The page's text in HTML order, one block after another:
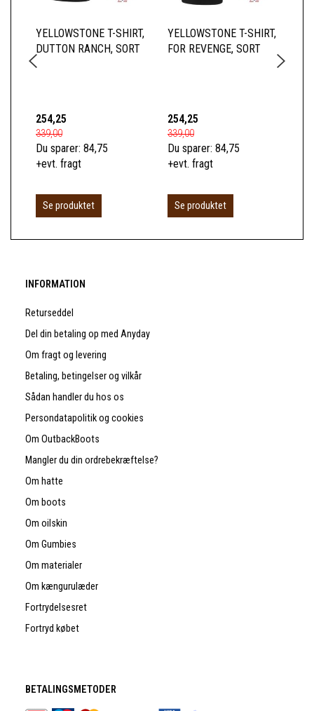
YELLOWSTONE T-SHIRT,
DUTTON RANCH, SORT
254,25
339,00
Du sparer: 84,75
+evt. fragt
Se produktet
YELLOWSTONE T-SHIRT,
FOR REVENGE, SORT
254,25
339,00
Du sparer: 84,75
+evt. fragt
Se produktet
INFORMATION
Returseddel
Del din betaling op med Anyday
Om fragt og levering
Betaling, betingelser og vilkår
Sådan handler du hos os
Persondatapolitik og cookies
Om OutbackBoots
Mangler du din ordrebekræftelse?
Om hatte
Om boots
Om oilskin
Om Gumbies
Om materialer
Om kængurulæder
Fortrydelsesret
Fortryd købet
BETALINGSMETODER